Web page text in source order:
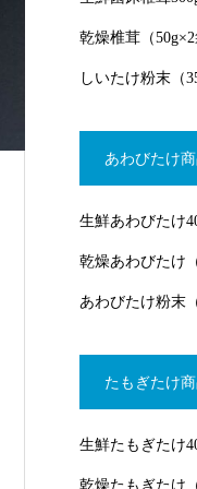
乾燥椎茸（50g×2
しいたけ粉末（
あわびたけ
生鮮あわびたけ
乾燥あわびたけ
あわびたけ粉末
たもぎたけ
生鮮たもぎたけ
乾燥たもぎたけ